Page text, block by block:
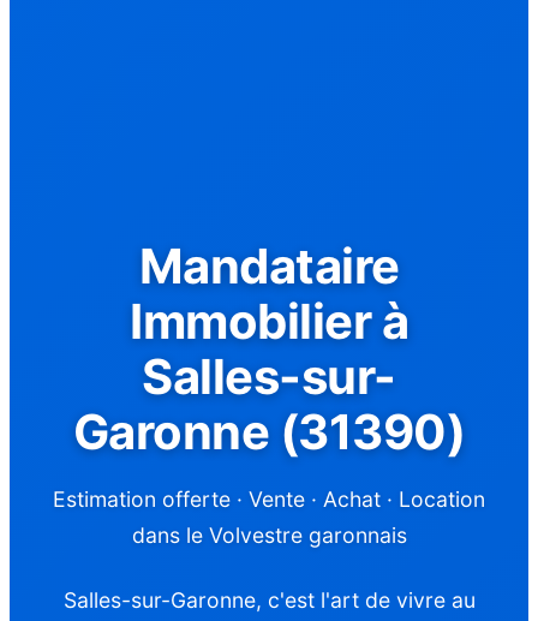
Mandataire
Immobilier à
Salles-sur-
Garonne (31390)
Estimation offerte · Vente · Achat · Location
dans le Volvestre garonnais
Salles-sur-Garonne, c'est l'art de vivre au